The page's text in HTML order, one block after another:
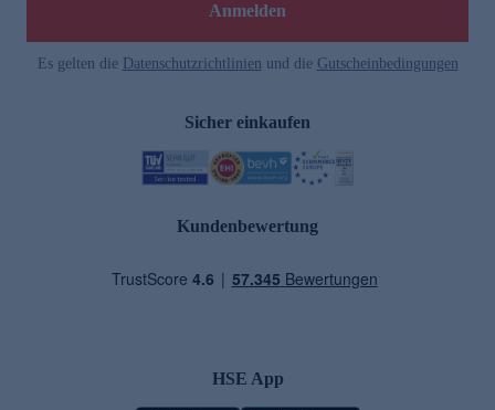
Anmelden
Es gelten die Datenschutzrichtlinien und die Gutscheinbedingungen
Sicher einkaufen
Kundenbewertung
HSE App